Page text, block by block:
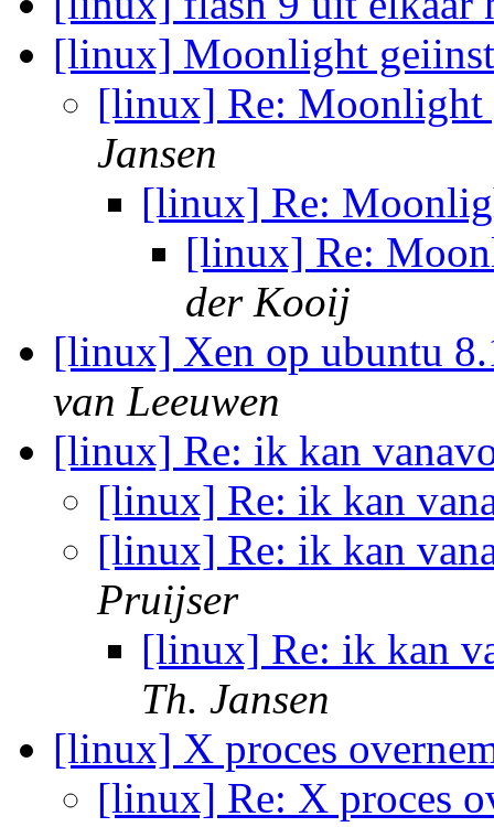
[linux] Moonlight
[linux] Re: Moonlight
Jansen
[linux] Re:
[linux] Re:
der Kooij
[linux] Xen op ubuntu
van Leeuwen
[linux] Re: ik kan
[linux] Re: ik kan
[linux] Re: ik kan
Pruijser
[linux] Re: ik kan
Th. Jansen
[linux] X proces
[linux] Re: X proces